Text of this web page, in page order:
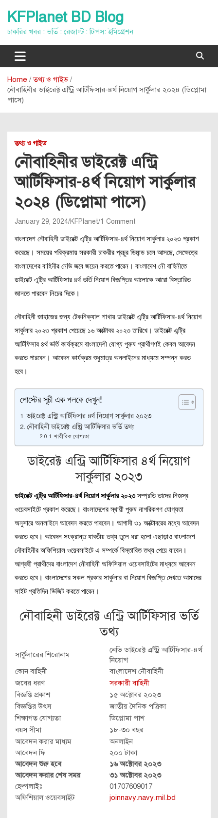
content
KFPlanet BD Blog
চাকরির খবর : ভর্তি : রেজাল্ট : টিপস: ইমিগ্রেশন
Home
তথ্য ও গাইড
নৌবাহিনীর ডাইরেক্ট এন্ট্রি আর্টিফিসার-৪র্থ নিয়োগ সার্কুলার ২০২৪ (ডিপ্লোমা
পাসে)
তথ্য ও গাইড
নৌবাহিনীর ডাইরেক্ট এন্ট্রি
আর্টিফিসার-৪র্থ নিয়োগ সার্কুলার
২০২৪ (ডিপ্লোমা পাসে)
January 29, 2024 KFPlanet 1 Comment
বাংলাদেশ নৌবাহিনী ডাইরেক্ট এন্ট্রি আর্টিফিসার-৪র্থ নিয়োগ সার্কুলার ২০২৩ প্রকাশ
করেছে। সময়ের পরিক্রমায় সরকারী চাকরীর প্রচুর ডিমান্ড চলে আসছে, সেক্ষেত্রে
বাংলাদেশের বাহিনীর নেভি জবে জয়েন করতে পারেন। বাংলাদেশ নৌ বাহিনীতে
ডাইরেক্ট এন্ট্রি আর্টিফিসার ৪র্থ ভর্তি নিয়োগ বিজ্ঞপ্তির আলোকে আরো বিস্তারিত
জানতে পারবেন নিচের দিকে।
নৌবাহিনী জাহাজের জন্য টেকনিক্যাল শাখায় ডাইরেক্ট এন্ট্রি আর্টিফিসার-৪র্থ নিয়োগ
সার্কুলার ২০২৩ প্রকাশ পেয়েছে ১৬ অক্টোবর ২০২৩ তারিখে। ডাইরেক্ট এন্ট্রি
আর্টিফিসার ৪র্থ ভর্তি কার্যক্রমে বাংলাদেশী যোগ্য পুরুষ প্রার্থীগণই কেবল আবেদন
করতে পারবেন। আবেদন কার্যক্রম শুধুমাত্র অনলাইনের মাধ্যমে সম্পন্ন করত
হবে।
পোস্টের সূচী এক পলকে দেখুন!
ডাইরেক্ট এন্ট্রি আর্টিফিসার ৪র্থ নিয়োগ সার্কুলার ২০২৩
নৌবাহিনী ডাইরেক্ট এন্ট্রি আর্টিফিসার ভর্তি তথ্য
শারীরিক যোগ্যতা
ডাইরেক্ট এন্ট্রি আর্টিফিসার ৪র্থ নিয়োগ
সার্কুলার ২০২৩
ডাইরেক্ট এন্ট্রি আর্টিফিসার-৪র্থ নিয়োগ সার্কুলার ২০২৩সম্প্রতি তাদের নিজস্ব
ওয়েবসাইটে প্রকাশ করেছে। বাংলাদেশের স্থায়ী পুরুষ নাগরিকগণ যোগ্যতা
অনুসারে অনলাইনে আবেদন করতে পারবেন। আগামী ৩১ অক্টোবরের মধ্যে আবেদন
করতে হবে। আবেদন সংক্রান্ত যাবতীয় তথ্য তুলে ধরা হলো এছাড়াও বাংলাদেশ
নৌবাহিনীর অফিশিয়াল ওয়েবসাইটে এ সম্পর্কে বিস্তারিত তথ্য পেয়ে যাবেন।
আগ্রহী প্রার্থীদের বাংলাদেশ নৌবাহিনী অফিসিয়াল ওয়েবসাইটের মাধ্যমে আবেদন
করতে হবে। বাংলাদেশের সকল প্রকার সার্কুলার বা নিয়োগ বিজ্ঞপ্তি দেখতে আমাদের
সাইট প্রতিদিন ভিজিট করতে পারেন।
নৌবাহিনী ডাইরেক্ট এন্ট্রি আর্টিফিসার ভর্তি
তথ্য
সার্কুলারের শিরোনাম
নেভি ডাইরেক্ট এন্ট্রি আর্টিফিসার-৪র্থ
নিয়োগ
কোন বাহিনী
বাংলাদেশ নৌবাহিনী
জবের ধরণ
সরকারী বাহিনী
বিজ্ঞপ্তি প্রকাশ
১৫ অক্টোবর ২০২৩
বিজ্ঞপ্তির উৎস
জাতীয় দৈনিক পত্রিকা
শিক্ষাগত যোগ্যতা
ডিপ্লোমা পাশ
বয়স সীমা
১৮-৩০ বছর
আবেদন করার মাধ্যম
অনলাইন
আবেদন ফি
২০০ টাকা
আবেদন শুরু হবে
১৬ অক্টোবর ২০২৩
আবেদন করার শেষ সময়
৩১ অক্টোবর ২০২৩
হেল্পলাইঃ
01707609017
অফিশিয়াল ওয়েবসাইট
joinnavy.navy.mil.bd